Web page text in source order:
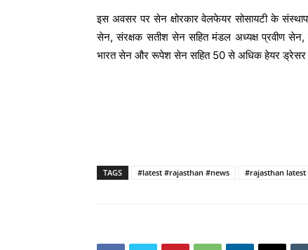
इस अवसर पर सेन क्षोरकार वेलफेयर सोसायटी के
सेन, संरक्षक सतीश सेन सहित मंडल अध्यक्ष प्रवीण
भारत सेन और रूपेश सेन सहित 50 से अधिक हेयर ड्रेसर
TAGS #latest #rajasthan #news #rajasthan latest